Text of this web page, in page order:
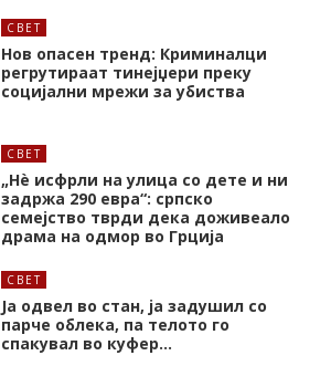
СВЕТ
Нов опасен тренд: Криминалци
регрутираат тинејџери преку
социјални мрежи за убиства
СВЕТ
„Нѐ исфрли на улица со дете и ни
задржа 290 евра“: српско
семејство тврди дека доживеало
драма на одмор во Грција
СВЕТ
Ја одвел во стан, ја задушил со
парче облека, па телото го
спакувал во куфер…